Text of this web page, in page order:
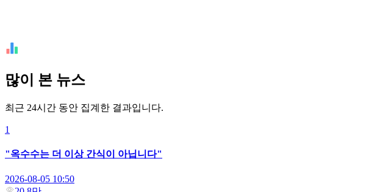
많이 본 뉴스
최근 24시간 동안 집계한 결과입니다.
1
"옥수수는 더 이상 간식이 아닙니다"
2026-08-05 10:50